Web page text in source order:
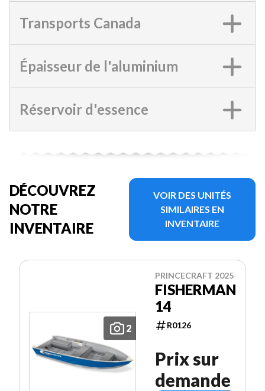
Transports Canada
Épaisseur de l'aluminium
Réservoir d'essence
DÉCOUVREZ
NOTRE
INVENTAIRE
VOIR DES UNITÉS
SIMILAIRES EN
INVENTAIRE
2
PRINCECRAFT 2025
FISHERMAN
14
R0126
Prix sur
demande